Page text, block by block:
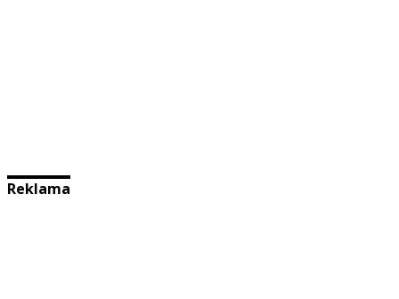
Reklama